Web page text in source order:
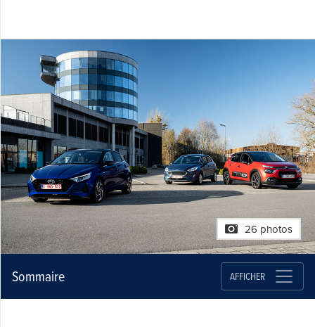
26 photos
Sommaire AFFICHER